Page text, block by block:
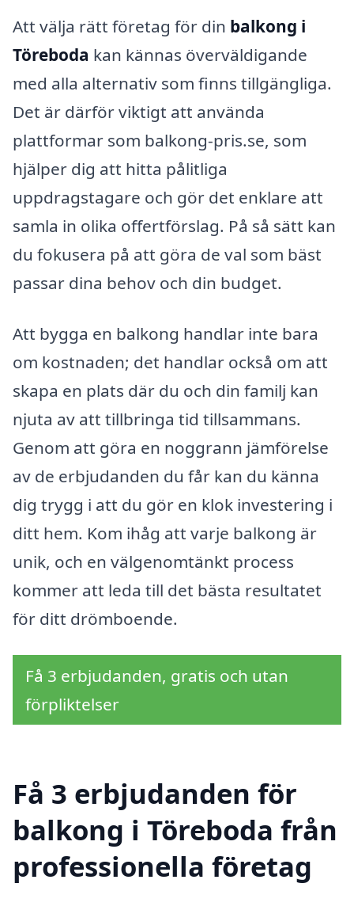
Att välja rätt företag för din balkong i
Töreboda kan kännas överväldigande
med alla alternativ som finns tillgängliga.
Det är därför viktigt att använda
plattformar som balkong-pris.se, som
hjälper dig att hitta pålitliga
uppdragstagare och gör det enklare att
samla in olika offertförslag. På så sätt kan
du fokusera på att göra de val som bäst
passar dina behov och din budget.
Att bygga en balkong handlar inte bara
om kostnaden; det handlar också om att
skapa en plats där du och din familj kan
njuta av att tillbringa tid tillsammans.
Genom att göra en noggrann jämförelse
av de erbjudanden du får kan du känna
dig trygg i att du gör en klok investering i
ditt hem. Kom ihåg att varje balkong är
unik, och en välgenomtänkt process
kommer att leda till det bästa resultatet
för ditt drömboende.
Få 3 erbjudanden, gratis och utan
förpliktelser
Få 3 erbjudanden för
balkong i Töreboda från
professionella företag